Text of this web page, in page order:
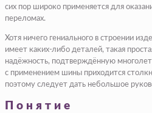
сих пор широко применяется для
переломах.
Хотя ничего гениального в строении
имеет каких-либо деталей, такая
надёжность, подтверждённую
с применением шины приходится
поэтому следует дать небольшое
Понятие